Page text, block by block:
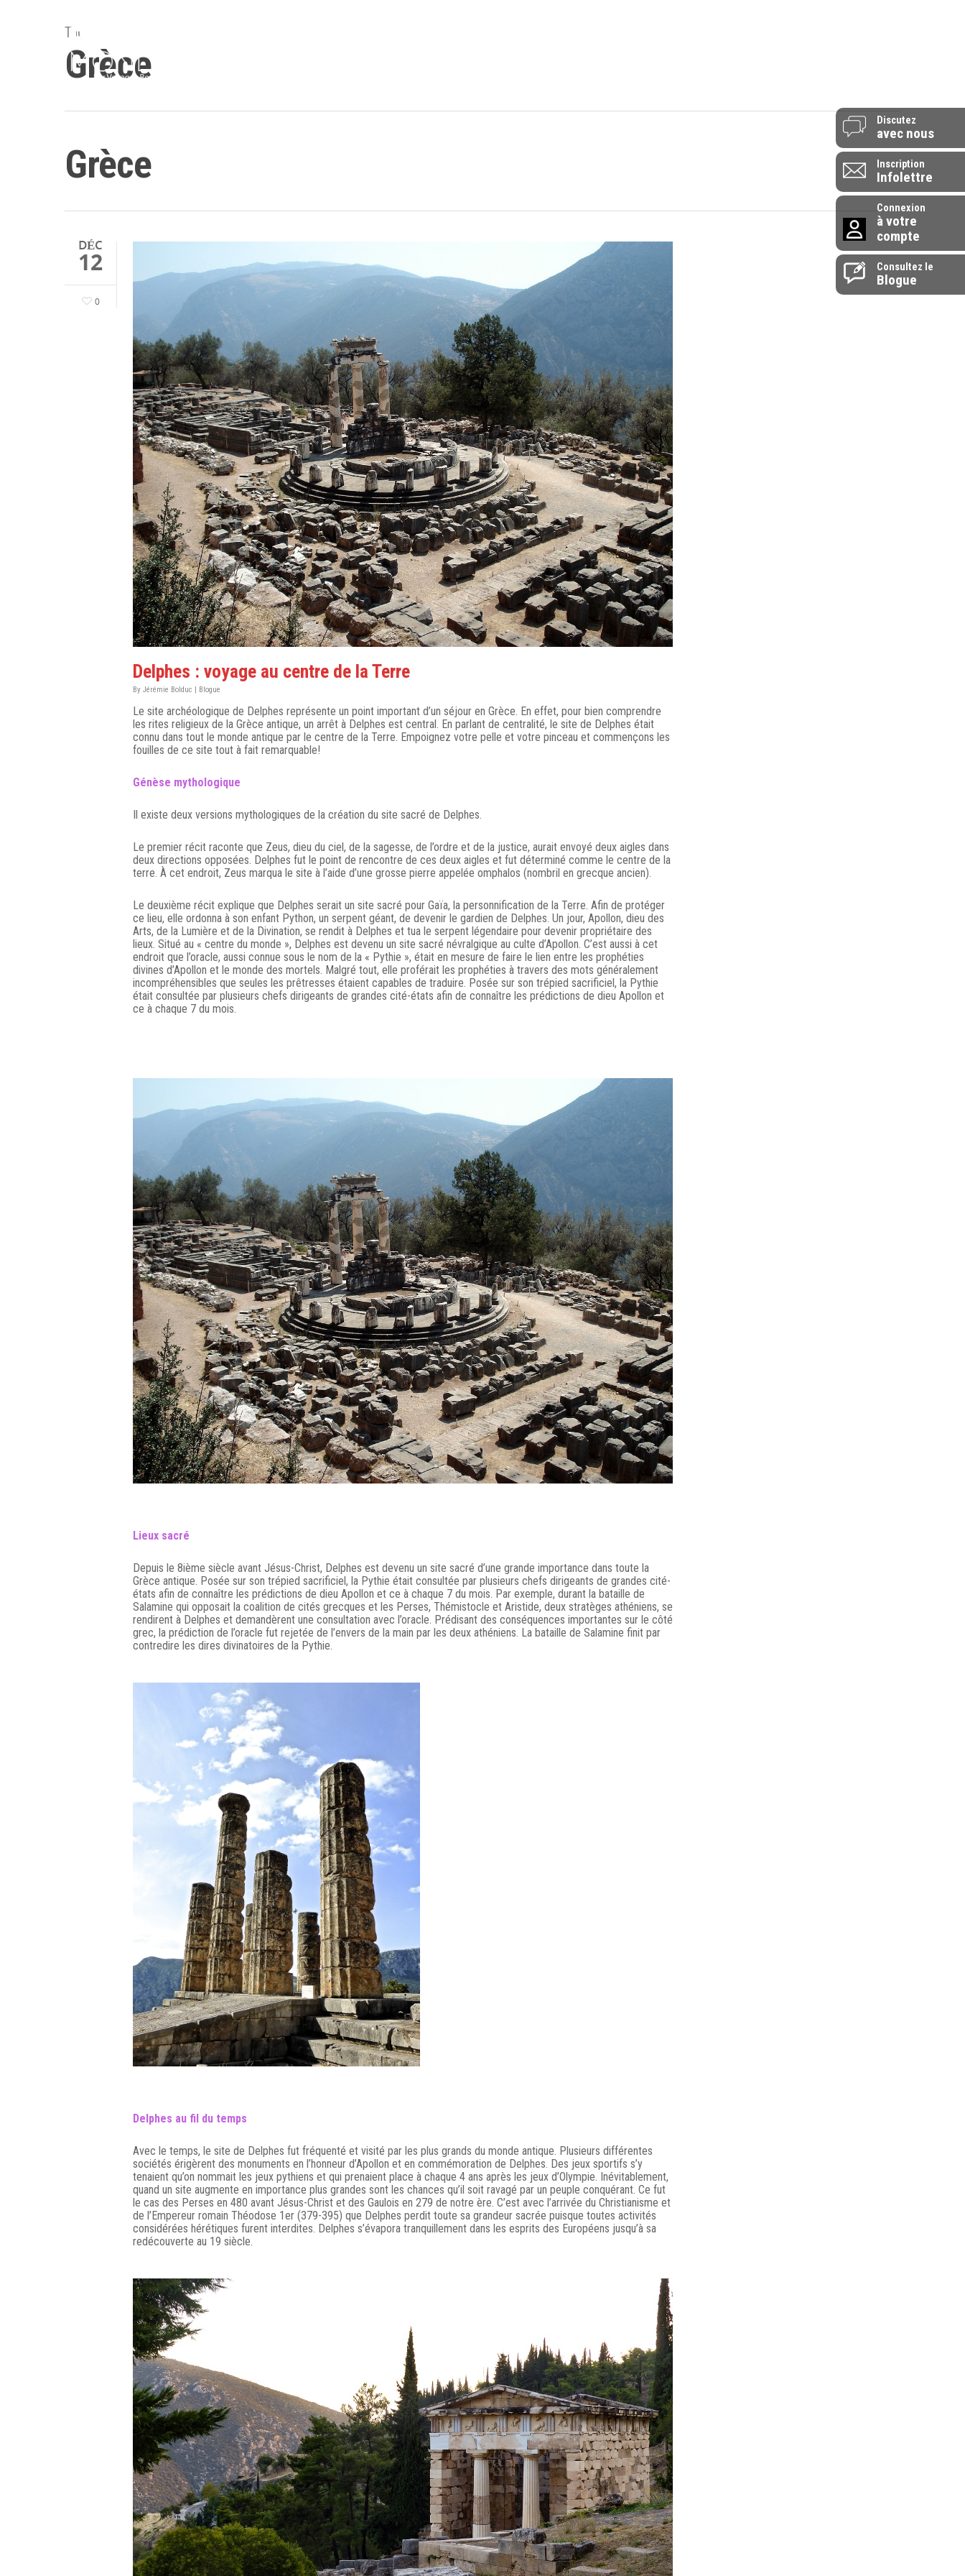
Discutez
avec nous
Inscription
Infolettre
Connexion
à votre
compte
Consultez le
Blogue
Tag
Grèce
Grèce
DÉC
12
0
Delphes : voyage au centre de la Terre
By Jérémie Bolduc Blogue
Le site archéologique de Delphes représente un point important d’un séjour en Grèce. En effet, pour bien comprendre
les rites religieux de la Grèce antique, un arrêt à Delphes est central. En parlant de centralité, le site de Delphes était
connu dans tout le monde antique par le centre de la Terre. Empoignez votre pelle et votre pinceau et commençons les
fouilles de ce site tout à fait remarquable!
Génèse mythologique
Il existe deux versions mythologiques de la création du site sacré de Delphes.
Le premier récit raconte que Zeus, dieu du ciel, de la sagesse, de l’ordre et de la justice, aurait envoyé deux aigles dans
deux directions opposées. Delphes fut le point de rencontre de ces deux aigles et fut déterminé comme le centre de la
terre. À cet endroit, Zeus marqua le site à l’aide d’une grosse pierre appelée omphalos (nombril en grecque ancien).
Le deuxième récit explique que Delphes serait un site sacré pour Gaïa, la personnification de la Terre. Afin de protéger
ce lieu, elle ordonna à son enfant Python, un serpent géant, de devenir le gardien de Delphes. Un jour, Apollon, dieu des
Arts, de la Lumière et de la Divination, se rendit à Delphes et tua le serpent légendaire pour devenir propriétaire des
lieux. Situé au « centre du monde », Delphes est devenu un site sacré névralgique au culte d’Apollon. C’est aussi à cet
endroit que l’oracle, aussi connue sous le nom de la « Pythie », était en mesure de faire le lien entre les prophéties
divines d’Apollon et le monde des mortels. Malgré tout, elle proférait les prophéties à travers des mots généralement
incompréhensibles que seules les prêtresses étaient capables de traduire. Posée sur son trépied sacrificiel, la Pythie
était consultée par plusieurs chefs dirigeants de grandes cité-états afin de connaître les prédictions de dieu Apollon et
ce à chaque 7 du mois.
Lieux sacré
Depuis le 8ième siècle avant Jésus-Christ, Delphes est devenu un site sacré d’une grande importance dans toute la
Grèce antique. Posée sur son trépied sacrificiel, la Pythie était consultée par plusieurs chefs dirigeants de grandes cité-
états afin de connaître les prédictions de dieu Apollon et ce à chaque 7 du mois. Par exemple, durant la bataille de
Salamine qui opposait la coalition de cités grecques et les Perses, Thémistocle et Aristide, deux stratèges athéniens, se
rendirent à Delphes et demandèrent une consultation avec l’oracle. Prédisant des conséquences importantes sur le côté
grec, la prédiction de l’oracle fut rejetée de l’envers de la main par les deux athéniens. La bataille de Salamine finit par
contredire les dires divinatoires de la Pythie.
Delphes au fil du temps
Avec le temps, le site de Delphes fut fréquenté et visité par les plus grands du monde antique. Plusieurs différentes
sociétés érigèrent des monuments en l’honneur d’Apollon et en commémoration de Delphes. Des jeux sportifs s’y
tenaient qu’on nommait les jeux pythiens et qui prenaient place à chaque 4 ans après les jeux d’Olympie. Inévitablement,
quand un site augmente en importance plus grandes sont les chances qu’il soit ravagé par un peuple conquérant. Ce fut
le cas des Perses en 480 avant Jésus-Christ et des Gaulois en 279 de notre ère. C’est avec l’arrivée du Christianisme et
de l’Empereur romain Théodose 1er (379-395) que Delphes perdit toute sa grandeur sacrée puisque toutes activités
considérées hérétiques furent interdites. Delphes s’évapora tranquillement dans les esprits des Européens jusqu’à sa
redécouverte au 19 siècle.